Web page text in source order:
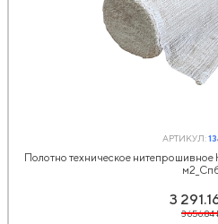
АРТИКУЛ:
Полотно техническое
3 656.84
3